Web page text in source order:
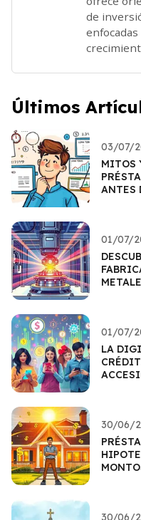
de
Últimos
03/07/
MITOS
ANTES
01/07/
01/07/
LA
30/06/
30/06/